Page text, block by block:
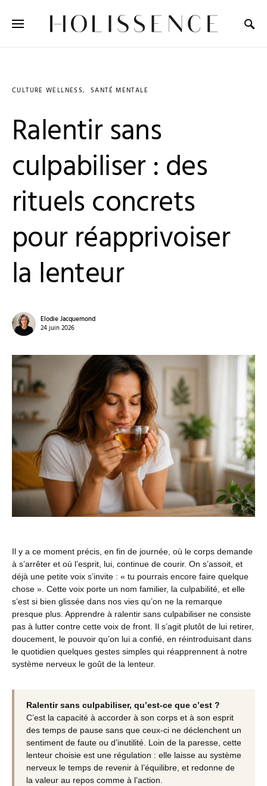
CULTURE WELLNESS SANTÉ MENTALE
Ralentir sans
culpabiliser : des
rituels concrets
pour réapprivoiser
la lenteur
Elodie Jacquemond
24 juin 2026
Il y a ce moment précis, en fin de journée, où le corps demande
à s’arrêter et où l’esprit, lui, continue de courir. On s’assoit, et
déjà une petite voix s’invite : « tu pourrais encore faire quelque
chose ». Cette voix porte un nom familier, la culpabilité, et elle
s’est si bien glissée dans nos vies qu’on ne la remarque
presque plus. Apprendre à ralentir sans culpabiliser ne consiste
pas à lutter contre cette voix de front. Il s’agit plutôt de lui retirer,
doucement, le pouvoir qu’on lui a confié, en réintroduisant dans
le quotidien quelques gestes simples qui réapprennent à notre
système nerveux le goût de la lenteur.
Ralentir sans culpabiliser, qu’est-ce que c’est ?
C’est la capacité à accorder à son corps et à son esprit
des temps de pause sans que ceux-ci ne déclenchent un
sentiment de faute ou d’inutilité. Loin de la paresse, cette
lenteur choisie est une régulation : elle laisse au système
nerveux le temps de revenir à l’équilibre, et redonne de
la valeur au repos comme à l’action.